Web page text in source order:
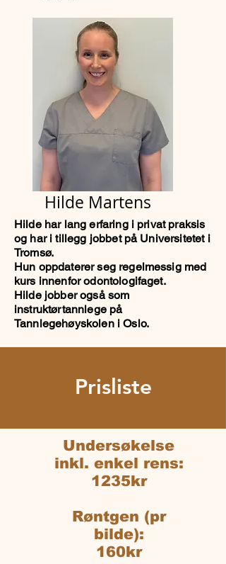
Prisliste
Hilde Martens
Hilde har lang erfaring i privat praksis
og har i tillegg jobbet på Universitetet i
Tromsø.
Hun oppdaterer seg regelmessig med
kurs innenfor odontologifaget.
Hilde jobber også som
instruktørtannlege på
Tannlegehøyskolen i Oslo.
Undersøkelse
inkl. enkel rens:
1235kr
Røntgen (pr
bilde):
160kr